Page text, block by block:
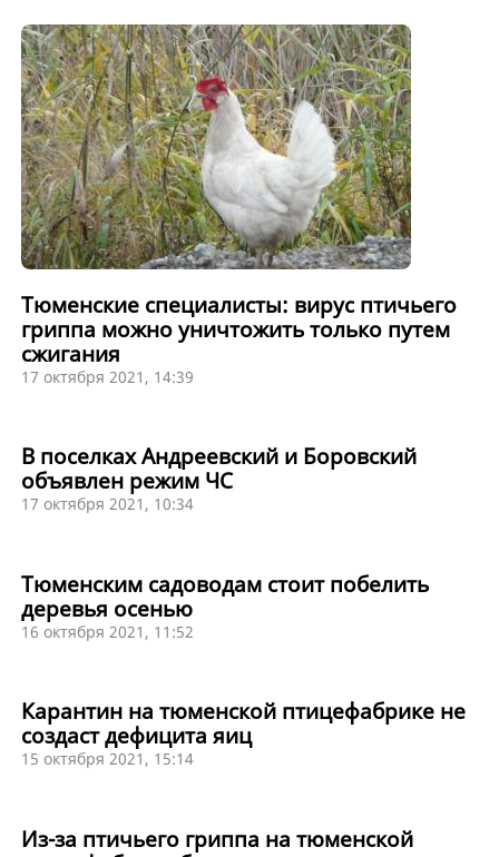
Тюменские специалисты: вирус птичьего
гриппа можно уничтожить только путем
сжигания
17 октября 2021, 14:39
В поселках Андреевский и Боровский
объявлен режим ЧС
17 октября 2021, 10:34
Тюменским садоводам стоит побелить
деревья осенью
16 октября 2021, 11:52
Карантин на тюменской птицефабрике не
создаст дефицита яиц
15 октября 2021, 15:14
Из-за птичьего гриппа на тюменской